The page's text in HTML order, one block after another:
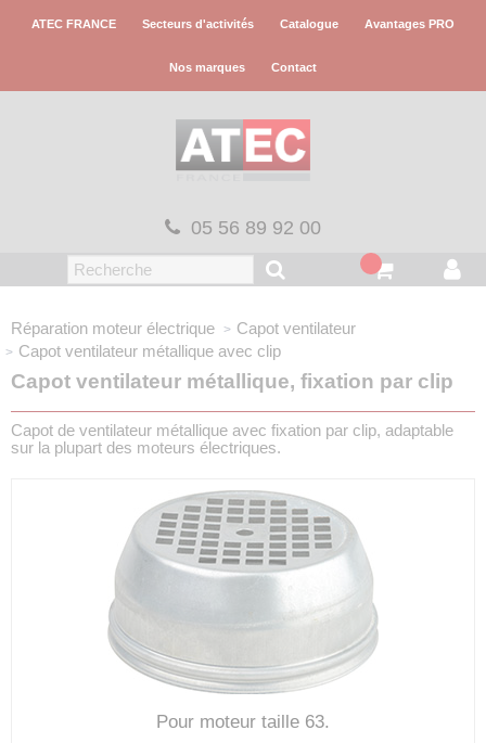
ATEC FRANCE Secteurs d'activités Catalogue Avantages PRO
Nos marques Contact
05 56 89 92 00
Réparation moteur électrique
Capot ventilateur
Capot ventilateur métallique avec clip
Capot ventilateur métallique, fixation par clip
Capot de ventilateur métallique avec fixation par clip, adaptable
sur la plupart des moteurs électriques.
Pour moteur taille 63.